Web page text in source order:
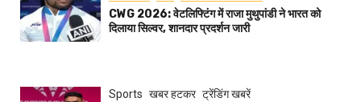
CWG 2026: वेटलिफ्टिंग में राजा मुथुपांडी ने भारत को
दिलाया सिल्वर, शानदार प्रदर्शन जारी
Sports खबर हटकर ट्रेंडिंग खबरें